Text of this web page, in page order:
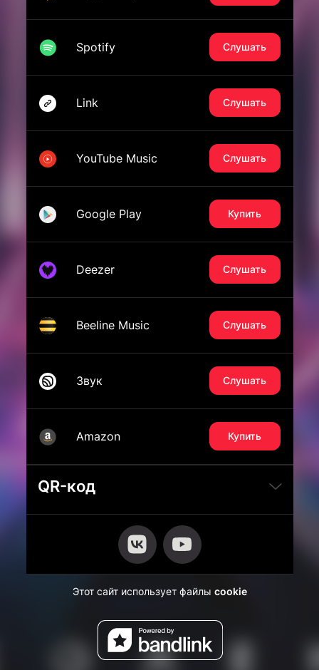
Spotify Слушать
Link Слушать
YouTube Music Слушать
Google Play Купить
Deezer Слушать
Beeline Music Слушать
Звук Слушать
Amazon Купить
QR-код
Этот сайт использует файлы cookie